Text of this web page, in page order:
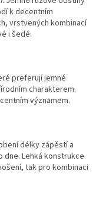
k decentním
vrstvených kombinací
i šedé.
preferují jemné
charakterem.
významem.
délky zápěstí a
dne. Lehká konstrukce
tak pro kombinaci